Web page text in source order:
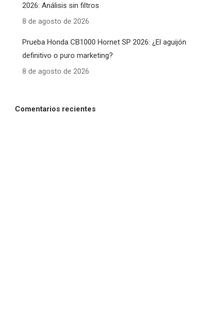
2026: Análisis sin filtros
8 de agosto de 2026
Prueba Honda CB1000 Hornet SP 2026: ¿El aguijón
definitivo o puro marketing?
8 de agosto de 2026
Comentarios recientes